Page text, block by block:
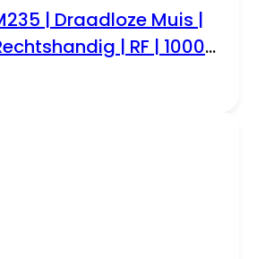
| Draadloze Muis |
| RF | 1000